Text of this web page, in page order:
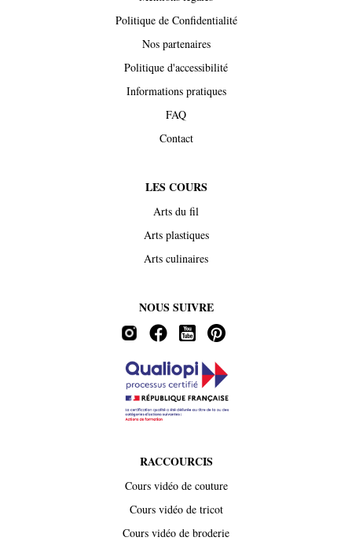
Politique de Confidentialité
Nos partenaires
Politique d'accessibilité
Informations pratiques
FAQ
Contact
LES COURS
Arts du fil
Arts plastiques
Arts culinaires
NOUS SUIVRE
RACCOURCIS
Cours vidéo de couture
Cours vidéo de tricot
Cours vidéo de broderie